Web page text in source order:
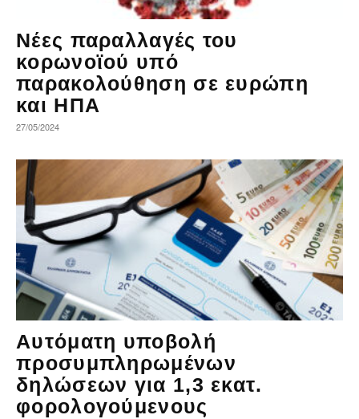
Νέες παραλλαγές του
κορωνοϊού υπό
παρακολούθηση σε ευρώπη
και ΗΠΑ
27/05/2024
Αυτόματη υποβολή
προσυμπληρωμένων
δηλώσεων για 1,3 εκατ.
φορολογούμενους